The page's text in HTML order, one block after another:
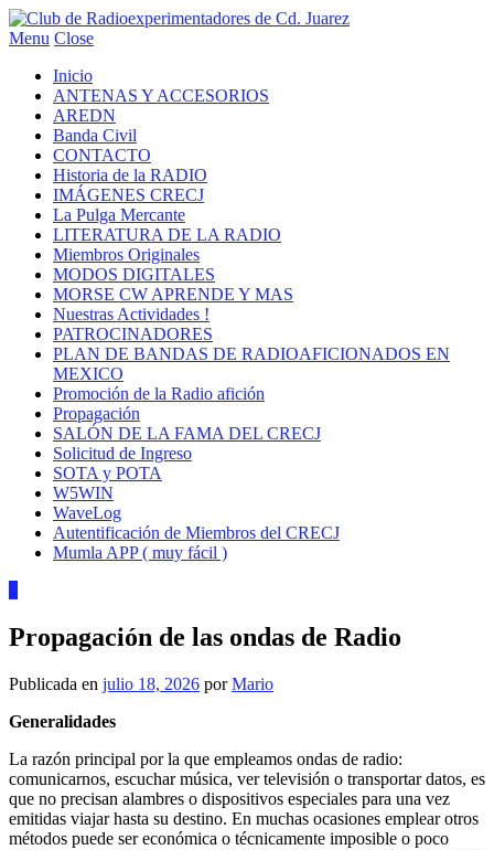
Menu Close
Inicio
ANTENAS Y ACCESORIOS
AREDN
Banda Civil
CONTACTO
Historia de la RADIO
IMÁGENES CRECJ
La Pulga Mercante
LITERATURA DE LA RADIO
Miembros Originales
MODOS DIGITALES
MORSE CW APRENDE Y MAS
Nuestras Actividades !
PATROCINADORES
PLAN DE BANDAS DE RADIOAFICIONADOS EN
MEXICO
Promoción de la Radio afición
Propagación
SALÓN DE LA FAMA DEL CRECJ
Solicitud de Ingreso
SOTA y POTA
W5WIN
WaveLog
Autentificación de Miembros del CRECJ
Mumla APP ( muy fácil )
Propagación de las ondas de Radio
Publicada en julio 18, 2026 porMario
Generalidades
La razón principal por la que empleamos ondas de radio:
comunicarnos, escuchar música, ver televisión o transportar datos, es
que no precisan alambres o dispositivos especiales para una vez
emitidas viajar hasta su destino. En muchas ocasiones emplear otros
métodos puede ser económica o técnicamente imposible o poco